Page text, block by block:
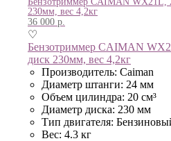
230мм, вес 4,2кг
36 000 р.
♡
Бензотриммер CAIMAN
диск 230мм, вес 4,2кг
Производитель: Caiman
Диаметр штанги: 24 мм
Объем цилиндра: 20 см³
Диаметр диска: 230 мм
Тип двигателя:
Вес: 4.3 кг